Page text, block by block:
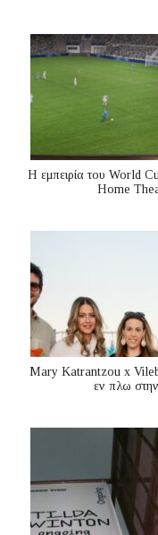
Η εμπειρία του World
Home
Mary Katrantzou x
εν πλω